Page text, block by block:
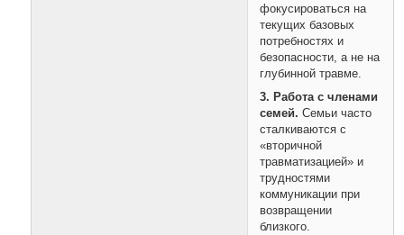
фокусироваться на
текущих базовых
потребностях и
безопасности, а не на
глубинной травме.
3. Работа с членами
семей. Семьи часто
сталкиваются с
«вторичной
травматизацией» и
трудностями
коммуникации при
возвращении
близкого.